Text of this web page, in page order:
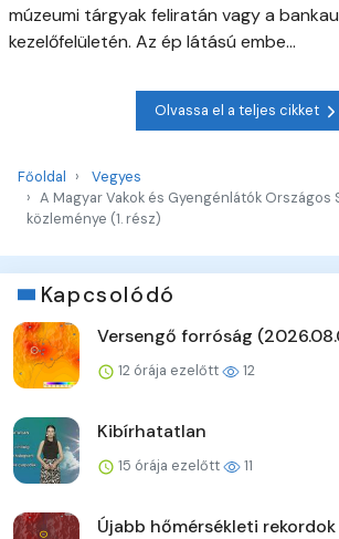
múzeumi tárgyak feliratán vagy a
kezelőfelületén. Az ép látású embe...
Olvassa el a teljes cikket
Főoldal
Vegyes
A Magyar Vakok és Gyengénlátók
közleménye (1. rész)
Kapcsolódó
Versengő forróság
12 órája ezelőtt 12
Kibírhatatlan
15 órája ezelőtt 11
Újabb hőmérsékleti